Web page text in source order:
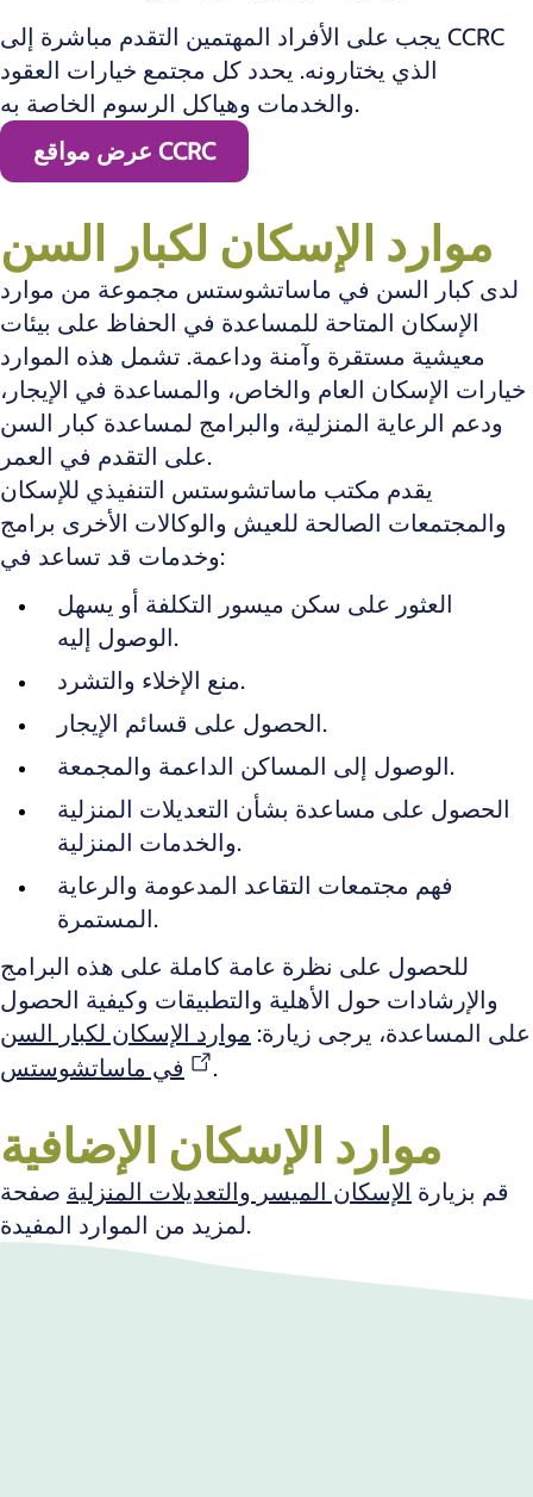
يجب على الأفراد المهتمين التقدم مباشرة إلى CCRC
الذي يختارونه. يحدد كل مجتمع خيارات العقود
والخدمات وهياكل الرسوم الخاصة به.
عرض مواقع CCRC
موارد الإسكان لكبار السن
لدى كبار السن في ماساتشوستس مجموعة من موارد
الإسكان المتاحة للمساعدة في الحفاظ على بيئات
معيشية مستقرة وآمنة وداعمة. تشمل هذه الموارد
خيارات الإسكان العام والخاص، والمساعدة في الإيجار،
ودعم الرعاية المنزلية، والبرامج لمساعدة كبار السن
على التقدم في العمر.
يقدم مكتب ماساتشوستس التنفيذي للإسكان
والمجتمعات الصالحة للعيش والوكالات الأخرى برامج
وخدمات قد تساعد في:
العثور على سكن ميسور التكلفة أو يسهل
الوصول إليه.
منع الإخلاء والتشرد.
الحصول على قسائم الإيجار.
الوصول إلى المساكن الداعمة والمجمعة.
الحصول على مساعدة بشأن التعديلات المنزلية
والخدمات المنزلية.
فهم مجتمعات التقاعد المدعومة والرعاية
المستمرة.
للحصول على نظرة عامة كاملة على هذه البرامج
والإرشادات حول الأهلية والتطبيقات وكيفية الحصول
على المساعدة، يرجى زيارة: موارد الإسكان لكبار السن
في ماساتشوستس
.
موارد الإسكان الإضافية
قم بزيارة الإسكان الميسر والتعديلات المنزلية صفحة
لمزيد من الموارد المفيدة.